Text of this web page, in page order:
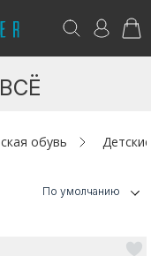
обувь
По умолчанию